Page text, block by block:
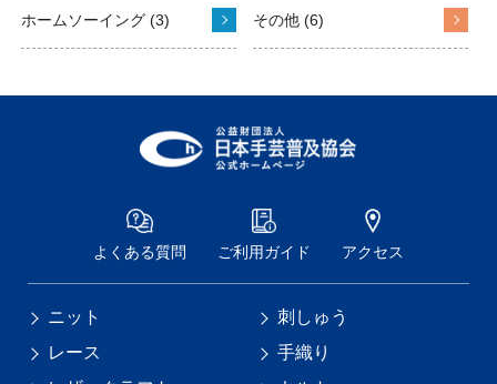
ホームソーイング (3) その他 (6)
よくある質問 ご利用ガイド アクセス
ニット
刺しゅう
レース
手織り